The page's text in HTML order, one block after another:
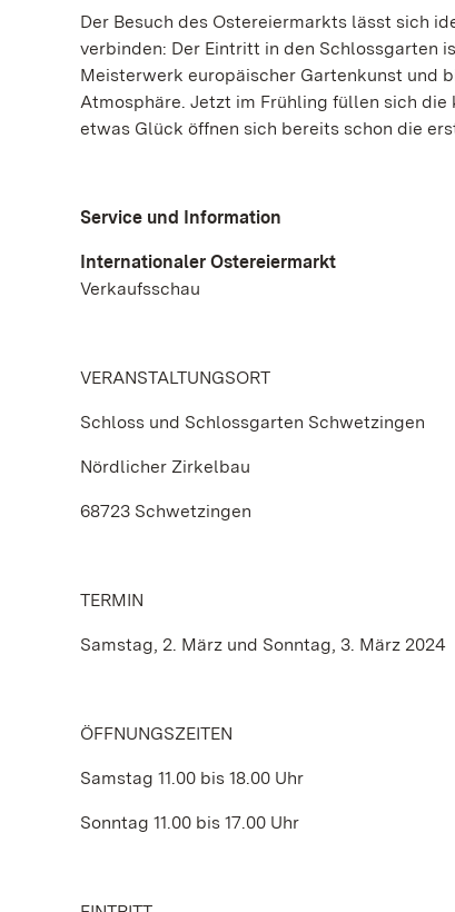
Der Besuch des Ostereiermarkts lässt sich
verbinden: Der Eintritt in den Schlossgarten
Meisterwerk europäischer Gartenkunst und
Atmosphäre. Jetzt im Frühling füllen sich
etwas Glück öffnen sich bereits schon die
Service und Information
Internationaler Ostereiermarkt
Verkaufsschau
VERANSTALTUNGSORT
Schloss und Schlossgarten Schwetzingen
Nördlicher Zirkelbau
68723 Schwetzingen
TERMIN
Samstag, 2. März und Sonntag, 3. März 2024
ÖFFNUNGSZEITEN
Samstag 11.00 bis 18.00 Uhr
Sonntag 11.00 bis 17.00 Uhr